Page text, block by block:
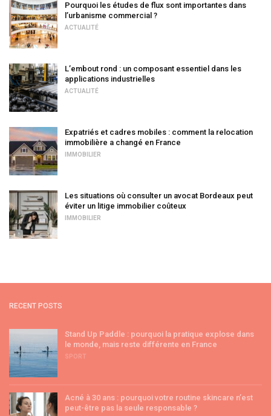
Pourquoi les études de flux sont importantes dans
l’urbanisme commercial ?
ACTUALITÉ
L’embout rond : un composant essentiel dans les
applications industrielles
ACTUALITÉ
Expatriés et cadres mobiles : comment la relocation
immobilière a changé en France
IMMOBILIER
Les situations où consulter un avocat Bordeaux peut
éviter un litige immobilier coûteux
IMMOBILIER
RECENT POSTS
Stand Up Paddle : pourquoi la pratique explose dans
le monde, mais reste différente en France
SPORT
Acné à 30 ans : pourquoi votre routine skincare n’est
peut-être pas la seule responsable ?